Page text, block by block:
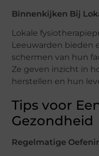
Binnenkijken Bij
Lokale
Leeuwarden bieden
schermen van hun
Ze geven inzicht in
herstellen en hun
Tips voor
Gezondheid
Regelmatige